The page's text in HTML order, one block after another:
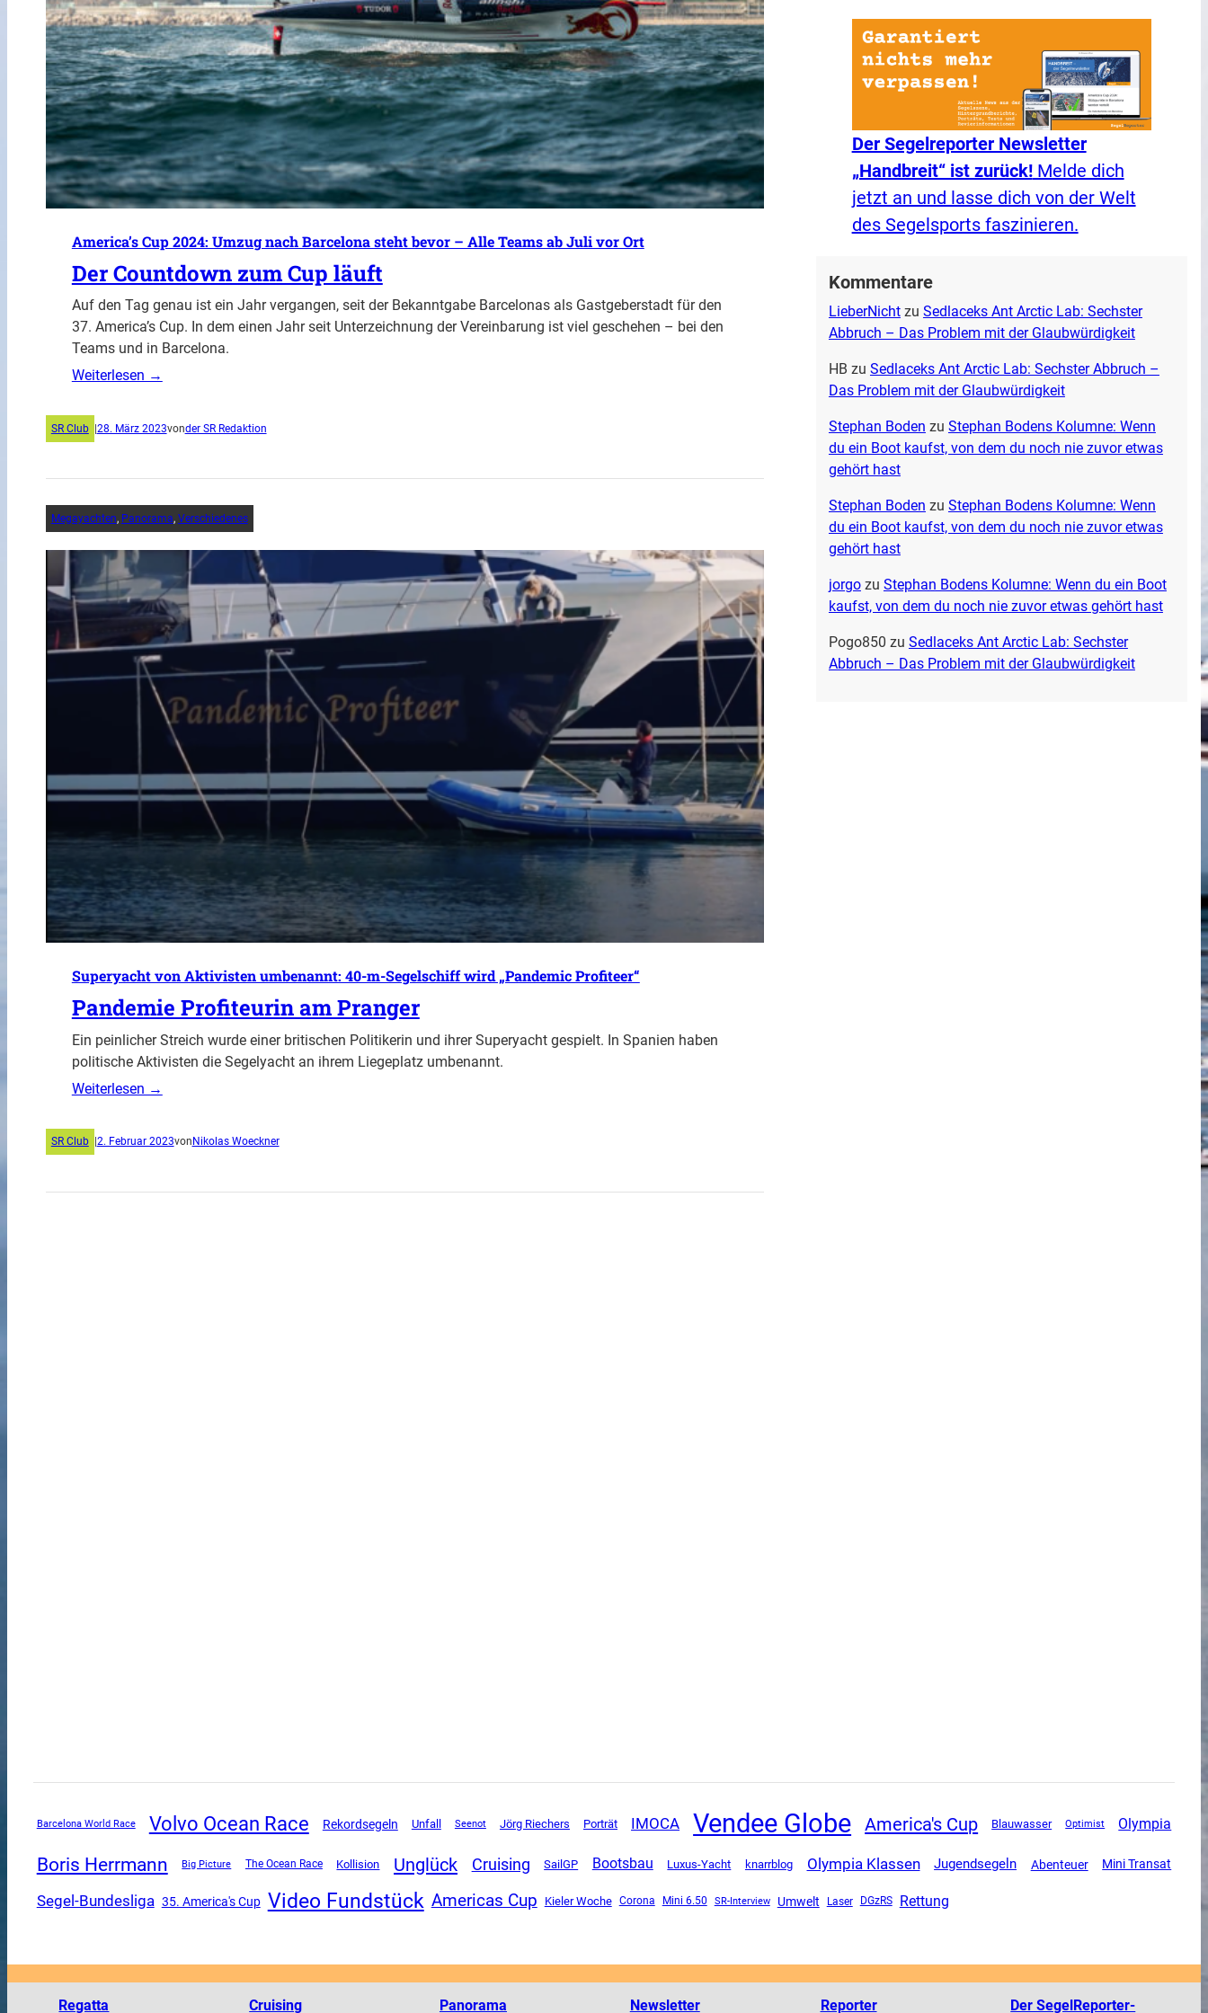
America’s Cup 2024: Umzug nach Barcelona steht bevor – Alle Teams ab Juli vor Ort
Der Countdown zum Cup läuft
Auf den Tag genau ist ein Jahr vergangen, seit der Bekanntgabe Barcelonas als Gastgeberstadt für den
37. America’s Cup. In dem einen Jahr seit Unterzeichnung der Vereinbarung ist viel geschehen – bei den
Teams und in Barcelona.
Weiterlesen →
SR Club 28. März 2023vonder SR Redaktion
Megayachten, Panorama, Verschiedenes
Superyacht von Aktivisten umbenannt: 40-m-Segelschiff wird „Pandemic Profiteer“
Pandemie Profiteurin am Pranger
Ein peinlicher Streich wurde einer britischen Politikerin und ihrer Superyacht gespielt. In Spanien haben
politische Aktivisten die Segelyacht an ihrem Liegeplatz umbenannt.
Weiterlesen →
SR Club 2. Februar 2023von Nikolas Woeckner
Der Segelreporter Newsletter
„Handbreit“ ist zurück!Melde dich
jetzt an und lasse dich von der Welt
des Segelsports faszinieren.
Kommentare
LieberNichtzu Sedlaceks Ant Arctic Lab: Sechster
Abbruch – Das Problem mit der Glaubwürdigkeit
HB zu Sedlaceks Ant Arctic Lab: Sechster Abbruch –
Das Problem mit der Glaubwürdigkeit
Stephan Boden zu Stephan Bodens Kolumne: Wenn
du ein Boot kaufst, von dem du noch nie zuvor etwas
gehört hast
Stephan Boden zu Stephan Bodens Kolumne: Wenn
du ein Boot kaufst, von dem du noch nie zuvor etwas
gehört hast
jorgozu Stephan Bodens Kolumne: Wenn du ein Boot
kaufst, von dem du noch nie zuvor etwas gehört hast
Pogo850 zu Sedlaceks Ant Arctic Lab: Sechster
Abbruch – Das Problem mit der Glaubwürdigkeit
Barcelona World Race Volvo Ocean Race Rekordsegeln Unfall Seenot Jörg Riechers Porträt IMOCA Vendee Globe America's Cup Blauwasser Optimist Olympia
Boris Herrmann Big Picture The Ocean Race Kollision Unglück Cruising SailGP Bootsbau Luxus-Yacht knarrblog Olympia Klassen Jugendsegeln Abenteuer Mini Transat
Segel-Bundesliga 35. America's Cup Video Fundstück Americas Cup Kieler Woche Corona Mini 6.50 SR-Interview Umwelt Laser DGzRS Rettung
Regatta Cruising Panorama Newsletter Reporter Der SegelReporter-